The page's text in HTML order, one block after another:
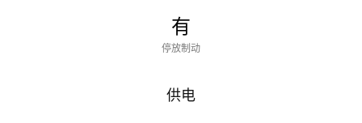
有
停放制动
供电